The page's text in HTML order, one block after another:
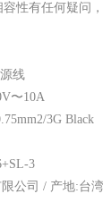
性有任何疑问
线
〜10A
3G Black
3
限公司 / 产地:台湾